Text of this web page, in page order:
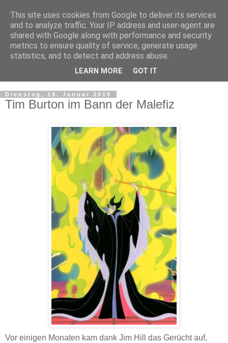
Dienstag, 19. Januar 2010
Tim Burton im Bann der Malefiz
Vor einigen Monaten kam dank Jim Hill das Gerücht auf,
This site uses cookies from Google to deliver its services
and to analyze traffic. Your IP address and user-agent are
shared with Google along with performance and security
metrics to ensure quality of service, generate usage
statistics, and to detect and address abuse.
LEARN MORE GOT IT